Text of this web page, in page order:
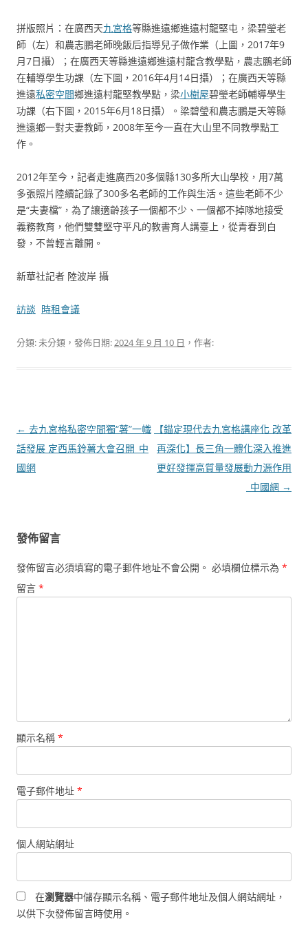
拼版照片：在廣西天九宮格等縣進遠鄉進遠村龍堅屯，梁碧瑩老
師（左）和農志鵬老師晚飯后指導兒子做作業（上圖，2017年9
月7日攝）；在廣西天等縣進遠鄉進遠村龍含教學點，農志鵬老師
在輔導學生功課（左下圖，2016年4月14日攝）；在廣西天等縣
進遠私密空間鄉進遠村龍堅教學點，梁小樹屋碧瑩老師輔導學生
功課（右下圖，2015年6月18日攝）。梁碧瑩和農志鵬是天等縣
進遠鄉一對夫妻教師，2008年至今一直在大山里不同教學點工
作。
2012年至今，記者走進廣西20多個縣130多所大山學校，用7萬
多張照片陸續記錄了300多名老師的工作與生活。這些老師不少
是“夫妻檔”，為了讓適齡孩子一個都不少、一個都不掉隊地接受
義務教育，他們雙雙堅守平凡的教書育人講臺上，從青春到白
發，不曾輕言離開。
新華社記者 陸波岸 攝
訪談 時租會議
分類: 未分類，發佈日期:2024 年 9 月 10 日 ，作者:
文
章
導
← 去九宮格私密空間獨“薯”一幟
話發展 定西馬鈴薯大會召開_中
國網
【錨定現代去九宮格講座化 改革
再深化】長三角一體化深入推進
更好發揮高質量發展動力源作用
_中國網 →
發佈留言
發佈留言必須填寫的電子郵件地址不會公開。 必填欄位標示為 *
留言 *
顯示名稱 *
電子郵件地址 *
個人網站網址
在瀏覽器中儲存顯示名稱、電子郵件地址及個人網站網址，
以供下次發佈留言時使用。